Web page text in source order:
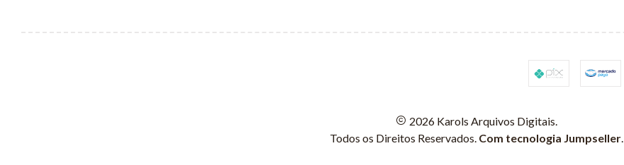
2026 Karols Arquivos Digitais.
Todos os Direitos Reservados. Com tecnologia Jumpseller.